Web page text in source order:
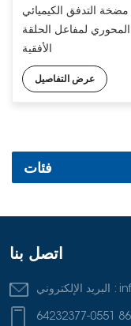
مضخة التدفق الكيميائي
المحوري لمفاعل الحلقة
الأفقية
عرض التفاصيل
فئات
اتصل بنا
البريد الإلكتروني :